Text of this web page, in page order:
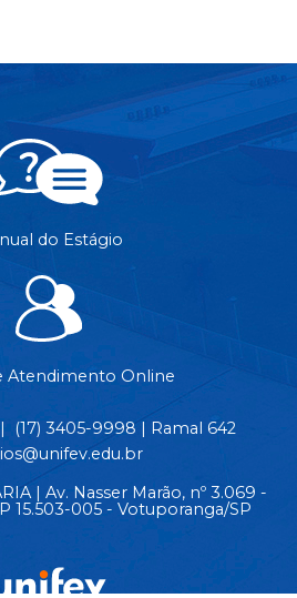
do Estágio
Atendimento Online
(17) 3405-9998 | Ramal 642
| Av. Nasser Marão, nº 3.069 -
15.503-005 - Votuporanga/SP